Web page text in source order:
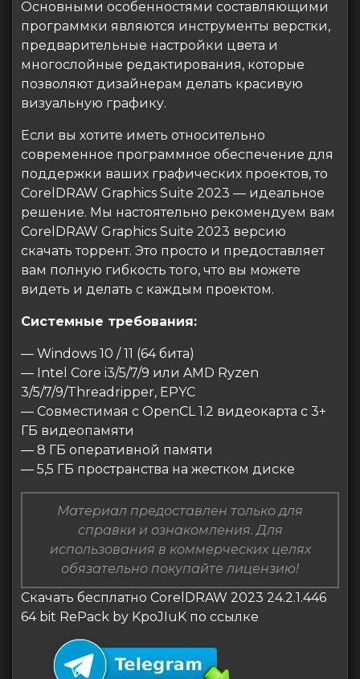
Основными особенностями составляющими
программки являются инструменты верстки,
предварительные настройки цвета и
многослойные редактирования, которые
позволяют дизайнерам делать красивую
визуальную графику.
Если вы хотите иметь относительно
современное программное обеспечение для
поддержки ваших графических проектов, то
CorelDRAW Graphics Suite 2023 — идеальное
решение. Мы настоятельно рекомендуем вам
CorelDRAW Graphics Suite 2023 версию
скачать торрент. Это просто и предоставляет
вам полную гибкость того, что вы можете
видеть и делать с каждым проектом.
Системные требования:
— Windows 10 / 11 (64 бита)
— Intel Core i3/5/7/9 или AMD Ryzen
3/5/7/9/Threadripper, EPYC
— Совместимая с OpenCL 1.2 видеокарта с 3+
ГБ видеопамяти
— 8 ГБ оперативной памяти
— 5,5 ГБ пространства на жестком диске
Материал предоставлен только для
справки и ознакомления. Для
использования в коммерческих целях
обязательно покупайте лицензию!
Скачать бесплатно CorelDRAW 2023 24.2.1.446
64 bit RePack by KpoJIuK по ссылке